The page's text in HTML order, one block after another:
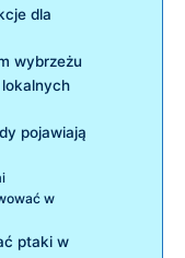
dla
wybrzeżu
lokalnych
pojawiają
w
ptaki w